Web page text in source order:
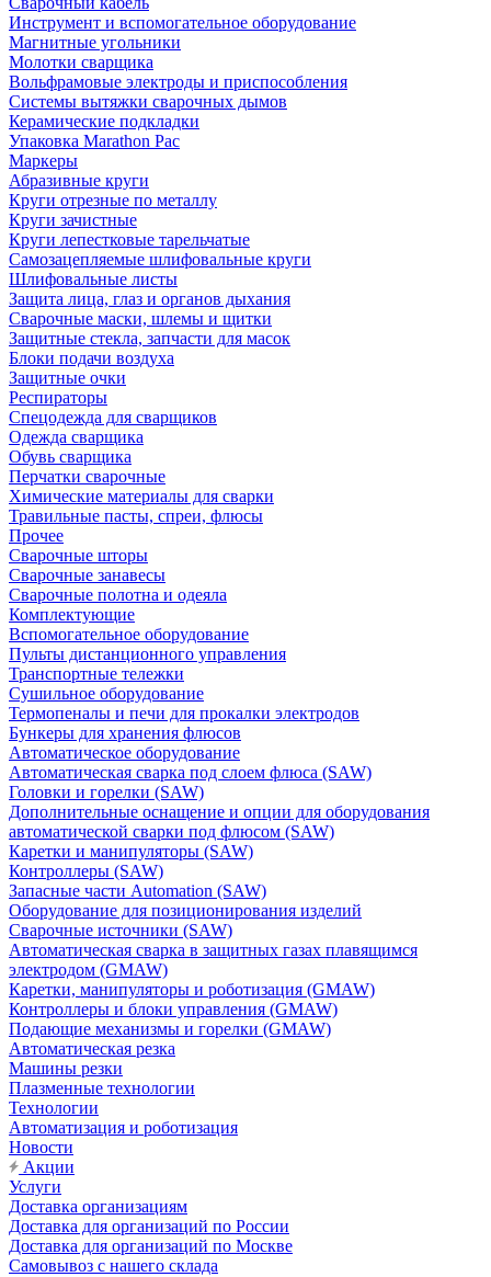
Инструмент и вспомогательное оборудование
Магнитные угольники
Молотки сварщика
Вольфрамовые электроды и приспособления
Системы вытяжки сварочных дымов
Керамические подкладки
Упаковка Marathon Pac
Маркеры
Абразивные круги
Круги отрезные по металлу
Круги зачистные
Круги лепестковые тарельчатые
Самозацепляемые шлифовальные круги
Шлифовальные листы
Защита лица, глаз и органов дыхания
Сварочные маски, шлемы и щитки
Защитные стекла, запчасти для масок
Блоки подачи воздуха
Защитные очки
Респираторы
Спецодежда для сварщиков
Одежда сварщика
Обувь сварщика
Перчатки сварочные
Химические материалы для сварки
Травильные пасты, спреи, флюсы
Прочее
Сварочные шторы
Сварочные занавесы
Сварочные полотна и одеяла
Комплектующие
Вспомогательное оборудование
Пульты дистанционного управления
Транспортные тележки
Сушильное оборудование
Термопеналы и печи для прокалки электродов
Бункеры для хранения флюсов
Автоматическое оборудование
Автоматическая сварка под слоем флюса (SAW)
Головки и горелки (SAW)
Дополнительные оснащение и опции для оборудования
автоматической сварки под флюсом (SAW)
Каретки и манипуляторы (SAW)
Контроллеры (SAW)
Запасные части Automation (SAW)
Оборудование для позиционирования изделий
Сварочные источники (SAW)
Автоматическая сварка в защитных газах плавящимся
электродом (GMAW)
Каретки, манипуляторы и роботизация (GMAW)
Контроллеры и блоки управления (GMAW)
Подающие механизмы и горелки (GMAW)
Автоматическая резка
Машины резки
Плазменные технологии
Технологии
Автоматизация и роботизация
Новости
Акции
Услуги
Доставка организациям
Доставка для организаций по России
Доставка для организаций по Москве
Самовывоз с нашего склада